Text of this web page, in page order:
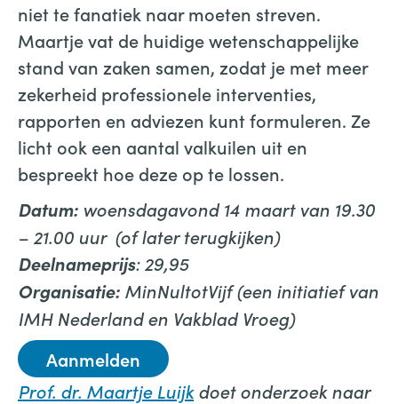
niet te fanatiek naar moeten streven.
Maartje vat de huidige wetenschappelijke
stand van zaken samen, zodat je met meer
zekerheid professionele interventies,
rapporten en adviezen kunt formuleren. Ze
licht ook een aantal valkuilen uit en
bespreekt hoe deze op te lossen.
Datum: woensdagavond 14 maart van 19.30
– 21.00 uur (of later terugkijken)
Deelnameprijs: 29,95
Organisatie: MinNultotVijf (een initiatief van
IMH Nederland en Vakblad Vroeg)
Aanmelden
Prof. dr. Maartje Luijkdoet onderzoek naar